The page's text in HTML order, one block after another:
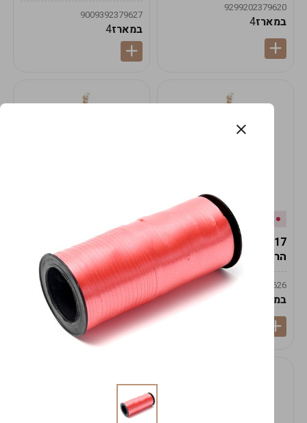
9299202379620
במארז4
9009392379627
במארז4
אזל המלאי
19617-2/17-אגרטל
הרמס 19ס"מ -לבן נקי
9009492379626
במארז
19617/6-אגרטל הרמס
19ס"מ -לבן מנוקד
9009492379626
במארז6